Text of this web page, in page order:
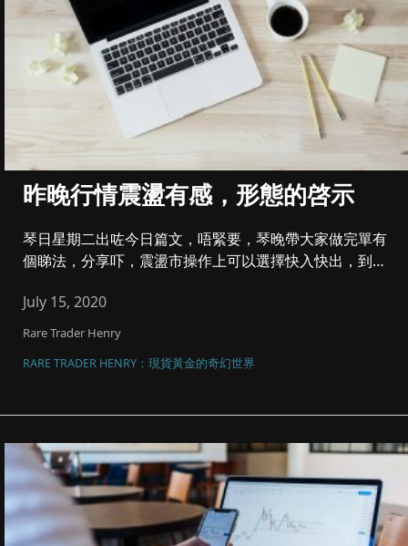
昨晚行情震盪有感，形態的啓示
琴日星期二出咗今日篇文，唔緊要，琴晚帶大家做完單有
個睇法，分享吓，震盪市操作上可以選擇快入快出，到震
July 15, 2020
Rare Trader Henry
RARE TRADER HENRY：現貨黃金的奇幻世界